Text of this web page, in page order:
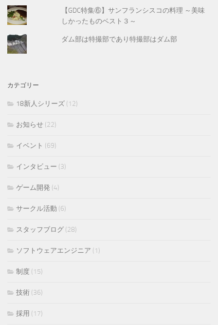
【GDC特集⑥】サンフランシスコの料理 ～美味
しかったものベスト３～
ダム部は特撮部であり特撮部はダム部
カテゴリー
18新人シリーズ (12)
お知らせ (22)
イベント (69)
インタビュー (3)
ゲーム開発 (4)
サークル活動 (6)
スタッフブログ (28)
ソフトウェアエンジニア (1)
制度 (15)
技術 (36)
採用 (17)